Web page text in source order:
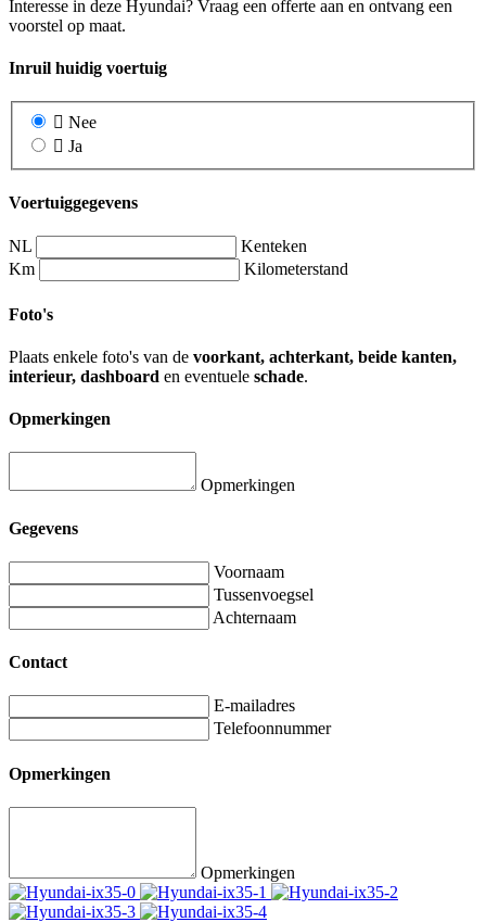
Interesse in deze Hyundai? Vraag een offerte aan en ontvang een
voorstel op maat.
Inruil huidig voertuig
Nee
Ja
Voertuiggegevens
NL
Kenteken
Km
Kilometerstand
Foto's
Plaats enkele foto's van de voorkant, achterkant, beide kanten,
interieur, dashboard en eventuele schade.
Opmerkingen
Opmerkingen
Gegevens
Voornaam
Tussenvoegsel
Achternaam
Contact
E-mailadres
Telefoonnummer
Opmerkingen
Opmerkingen